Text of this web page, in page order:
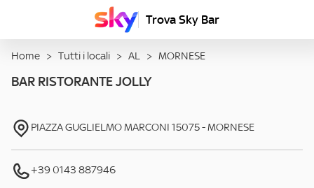
Trova Sky Bar
Home > Tutti i locali > AL > MORNESE
BAR RISTORANTE JOLLY
PIAZZA GUGLIELMO MARCONI 15075-MORNESE
+39 0143 887946